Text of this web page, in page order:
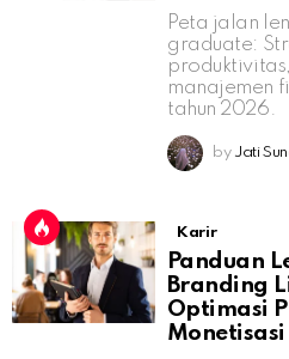
Peta jalan
graduate:
manajemen
tahun 2026.
by Jati
Karir
Panduan
Branding
Optimasi